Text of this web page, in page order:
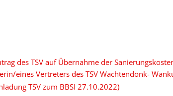
des TSV auf Übernahme der
eines Vertreters des TSV Wachtendonk-
TSV zum BBSI 27.10.2022)